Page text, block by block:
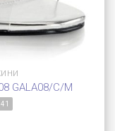
GALA08/C/M
41